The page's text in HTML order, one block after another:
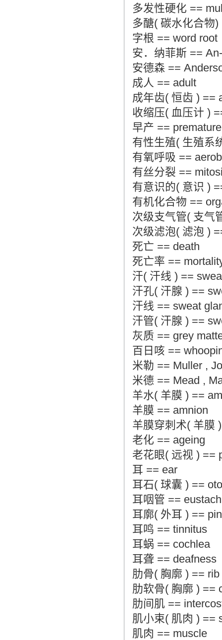
多发性硬化 ==
多醣( 碳水化合物
字根 == word root
安．纳菲斯 ==
安德森 ==
成人 == adult
成年齿( 恒齿 ) ==
收缩压( 血压计 )
早产 ==
有性生殖( 生殖系
有氧呼吸 ==
有丝分裂 ==
有意识的( 意识 )
有机化合物 ==
次级支气管( 支气
次级滤泡( 滤泡 )
死亡 == death
死亡率 ==
汗( 汗线 ) ==
汗孔( 汗腺 ) ==
汗线 == sweat
汗管( 汗腺 ) ==
灰质 == grey
百日咳 ==
米勒 == Muller ,
米德 == Mead ,
羊水( 羊膜 ) ==
羊膜 == amnion
羊膜穿刺术( 羊膜
老化 == ageing
老花眼( 远视 ) ==
耳 == ear
耳石( 球囊 ) ==
耳咽管 ==
耳廓( 外耳 ) ==
耳鸣 == tinnitus
耳蜗 == cochlea
耳聋 == deafness
肋骨( 胸廓 ) ==
肋软骨( 胸廓 ) ==
肋间肌 ==
肌小束( 肌肉 ) ==
肌肉 == muscle